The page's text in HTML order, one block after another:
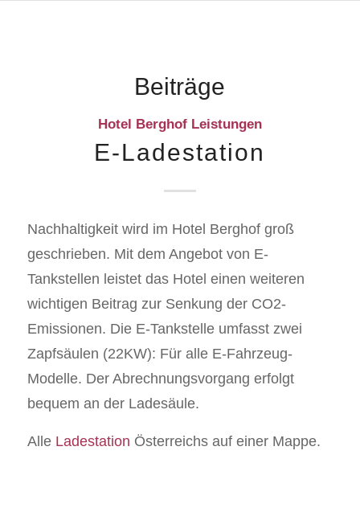
Beiträge
Hotel Berghof Leistungen
E-Ladestation
Nachhaltigkeit wird im Hotel Berghof groß
geschrieben. Mit dem Angebot von E-
Tankstellen leistet das Hotel einen weiteren
wichtigen Beitrag zur Senkung der CO2-
Emissionen. Die E-Tankstelle umfasst zwei
Zapfsäulen (22KW): Für alle E-Fahrzeug-
Modelle. Der Abrechnungsvorgang erfolgt
bequem an der Ladesäule.
Alle Ladestation Österreichs auf einer Mappe.